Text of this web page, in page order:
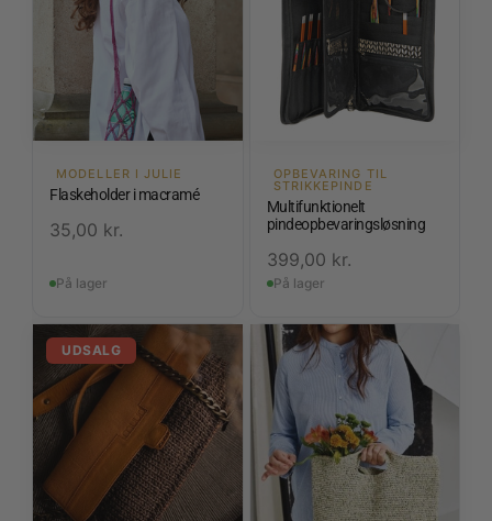
MODELLER I JULIE
Flaskeholder i macramé
35,00 kr.
På lager
OPBEVARING TIL
STRIKKEPINDE
Multifunktionelt
pindeopbevaringsløsning
399,00 kr.
På lager
UDSALG